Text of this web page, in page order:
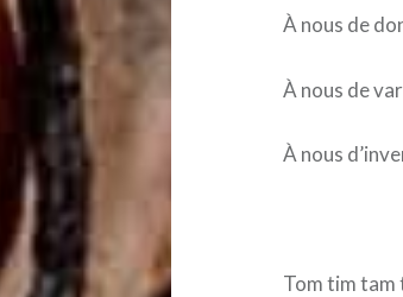
À nous de
À nous de
À nous
Tom tim tam